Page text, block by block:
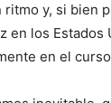
ritmo y, si bien
en los
en el